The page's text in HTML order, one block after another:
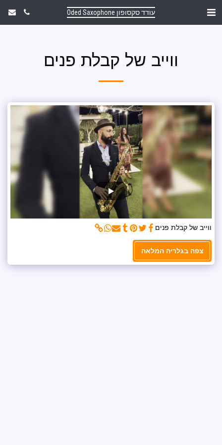
עודד סקסופון Oded Saxophone
ווייב של קבלת פנים
ווייב של קבלת פנים
צפה בגלריה המלאה